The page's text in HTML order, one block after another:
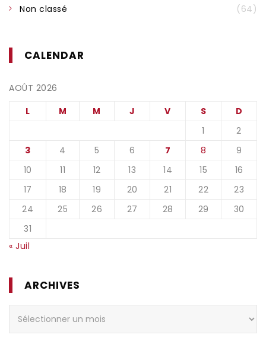
Non classé (64)
CALENDAR
AOÛT 2026
L
M M J V S
D
1
2
3
4 5 6 7 8
9
10
11 12 13 14 15
16
17
18 19 20 21 22
23
24
25 26 27 28 29
30
31
« Juil
ARCHIVES